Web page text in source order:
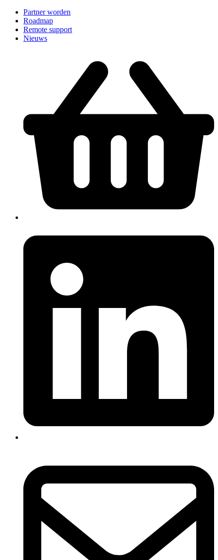
Partner worden
Roadmap
Remote support
Nieuws